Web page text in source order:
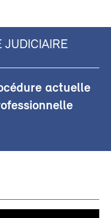
JUDICIAIRE
actuelle